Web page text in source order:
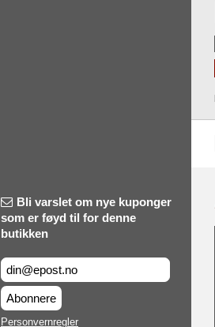
Bli varslet om nye kuponger
som er føyd til for denne
butikken
Abonnere
Personvernregler